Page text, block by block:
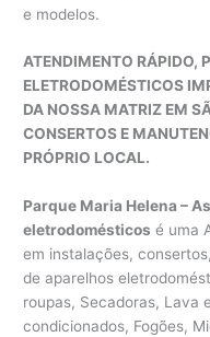
e modelos.
ATENDIMENTO RÁPIDO,
ELETRODOMÉSTICOS
DA NOSSA MATRIZ EM
CONSERTOS E
PRÓPRIO LOCAL.
Parque Maria Helena –
eletrodomésticos é uma
em instalações,
de aparelhos
roupas, Secadoras, Lava
condicionados, Fogões,